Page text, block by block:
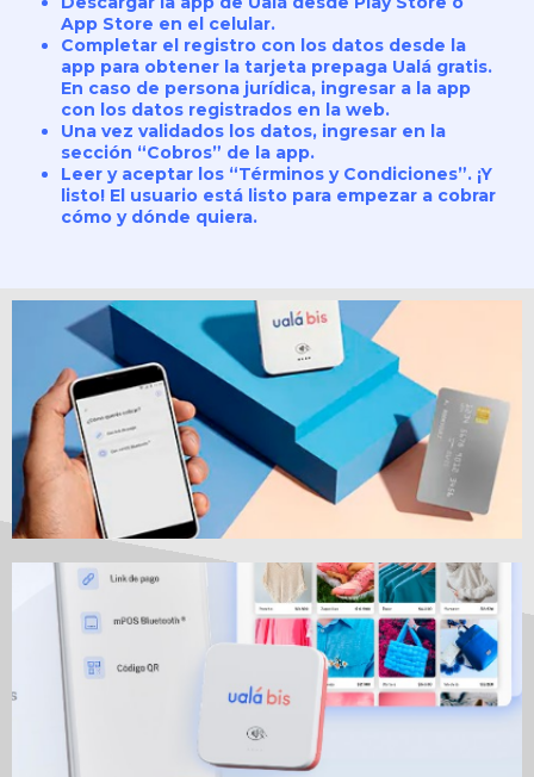
App Store en el celular.
Completar el registro con los datos desde la
app para obtener la tarjeta prepaga Ualá gratis.
En caso de persona jurídica, ingresar a la app
con los datos registrados en la web.
Una vez validados los datos, ingresar en la
sección “Cobros” de la app.
Leer y aceptar los “Términos y Condiciones”. ¡Y
listo! El usuario está listo para empezar a cobrar
cómo y dónde quiera.
Las ventajas de utilizar la
app
Ver más